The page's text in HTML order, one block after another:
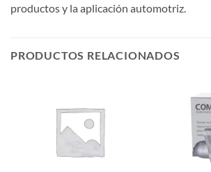
productos y la aplicación automotriz.
PRODUCTOS RELACIONADOS